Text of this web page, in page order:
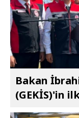
Bakan
(GEKİS)'in